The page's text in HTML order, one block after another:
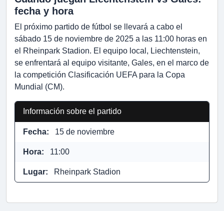
fecha y hora
El próximo partido de fútbol se llevará a cabo el
sábado 15 de noviembre de 2025 a las 11:00 horas en
el Rheinpark Stadion. El equipo local, Liechtenstein,
se enfrentará al equipo visitante, Gales, en el marco de
la competición Clasificación UEFA para la Copa
Mundial (CM).
Información sobre el partido
Fecha: 15 de noviembre
Hora: 11:00
Lugar: Rheinpark Stadion